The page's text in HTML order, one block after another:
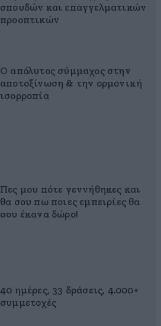
σπουδών και επαγγελματικών
προοπτικών
Ο απόλυτος σύμμαχος στην
αποτοξίνωση & την ορμονική
ισορροπία
Πες μου πότε γεννήθηκες και
θα σου πω ποιες εμπειρίες θα
σου έκανα δώρο!
40 ημέρες, 33 δράσεις, 4.000+
συμμετοχές